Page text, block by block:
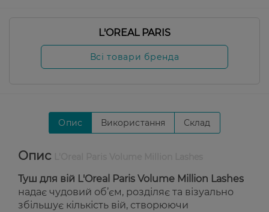
L'OREAL PARIS
Всі товари бренда
Опис Використання Склад
Опис
Туш для вій L'Oreal Paris Volume Million Lashes
надає чудовий об’єм, розділяє та візуально
збільшує кількість вій, створюючи